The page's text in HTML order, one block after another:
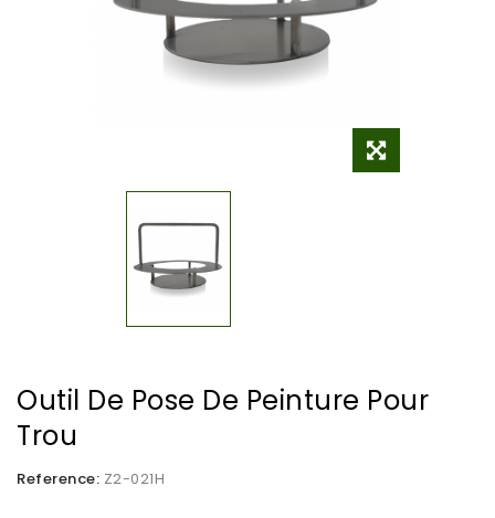
Outil De Pose De Peinture Pour
Trou
Reference: Z2-021H